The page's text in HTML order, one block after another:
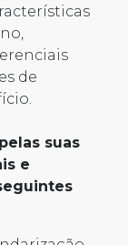
de
suas
e